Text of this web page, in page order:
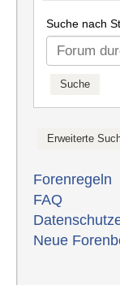
Suche nach
Forenregeln
FAQ
Neue